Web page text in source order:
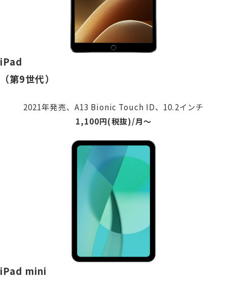
iPad
（第9世代）
2021年発売、A13 Bionic Touch ID、10.2インチ
1,100円(税抜)/月〜
iPad mini